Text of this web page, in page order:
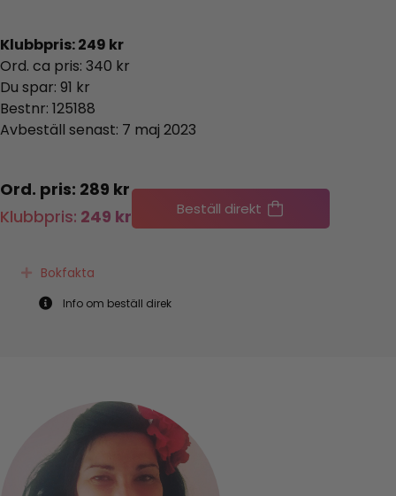
Klubbpris: 249 kr
Ord. ca pris: 340 kr
Du spar: 91 kr
Bestnr: 125188
Avbeställ senast: 7 maj 2023
289 kr
Klubbpris: 249 kr
Expand
Bokfakta
Info om beställ direk